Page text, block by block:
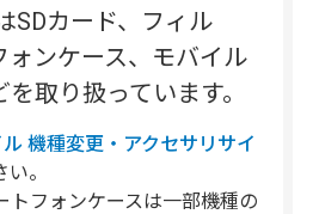
SDカード、フィル
ォンケース、モバイル
取り扱っています。
機種変更・アクセサリサイ
。
フォンケースは一部機種の